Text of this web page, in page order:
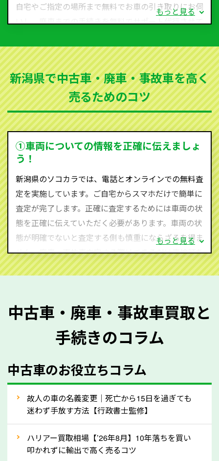
自宅やご指定の場所まで無料でお車の引き取りにお伺
いし、廃車までの手続きを無料でサポート代行させて
など動かない車、水害車、不動車、乗らなくなってし
まった車、車検が切れて動かすことができない車でも
買取可能です。
ソコカラは世界１１０か国に独自の販売ネットワーク
を持ち、国内に自社物流網、自社ヤードをもっている
ため、中間マージンがかかりません。だから高価買取
を実現し、お客様に利益を還元することができるので
す。
590-870）までお問い合わせ下さい。
査定・ご相談・見積もりはすべて無料で行います。安
心してお問い合わせください。
もっと見る
新潟県で中古車・廃車・事故車を高く
売るためのコツ
①車両についての情報を正確に伝えましょ
う！
新潟県のソコカラでは、電話とオンラインでの無料査
定を実施しています。ご自宅からスマホだけで簡単に
査定が完了します。正確に査定するためには車両の状
態を正確に伝えていただく必要があります。車両の状
態が明確でないと査定する側も慎重にならざるを得ま
せん。廃車・事故車査定する際はできるだけ車検証を
ご準備ください。車検証があることで車両状態や年式
質問させていただく内容は以下の通りとなります。
メーカー／車種
型式／グレード
走行距離（例：約〇万キロ）
車検の満了日
内装や外装の状態
定を行い高価買取価格をつけやすくなります。
もっと見る
中古車・廃車・事故車買取と
手続きのコラム
中古車のお役立ちコラム
故人の車の名義変更｜死亡から15日を過ぎても
迷わず手放す方法【行政書士監修】
ハリアー買取相場【’26年8月】10年落ちを買い
叩かれずに輸出で高く売るコツ